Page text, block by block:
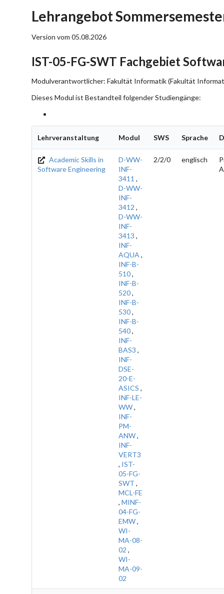
Lehrangebot
Version vom 05.08.2026
IST-05-FG-SWT Fachgebiet
Modulverantwortlicher: Fakultät Informatik (Fakultät
Dieses Modul ist Bestandteil folgender Studiengänge:
Lehrveranstaltung Modul SWS Sprache
Academic Skills in
Software Engineering
D-WW-
INF-
3411 ,
D-WW-
INF-
3412 ,
D-WW-
INF-
3413 ,
INF-
AQUA ,
INF-B-
510,
INF-B-
520,
INF-B-
530,
INF-B-
540,
INF-
BAS3 ,
INF-
DSE-
20-E-
ASICS ,
INF-LE-
WW,
INF-
PM-
ANW,
INF-
VERT3
, IST-
05-FG-
SWT ,
MCL-FE
, MINF-
04-FG-
EMW,
WI-
MA-08-
02 ,
WI-
MA-09-
02
2/2/0 englisch